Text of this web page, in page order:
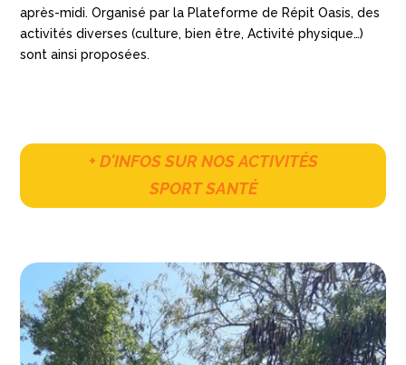
après-midi. Organisé par la Plateforme de Répit Oasis, des
activités diverses (culture, bien être, Activité physique…)
sont ainsi proposées.
+ D'INFOS SUR NOS ACTIVITÉS
SPORT SANTÉ